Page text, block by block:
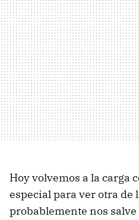
Hoy volvemos a la carga
especial para ver otra de
probablemente nos